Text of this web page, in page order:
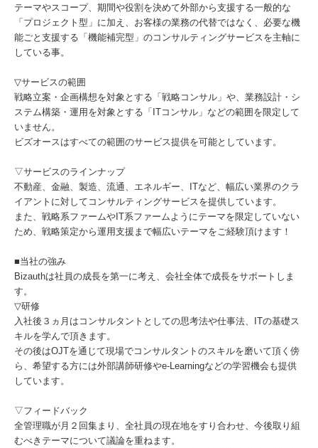
テーマやスコープ、期間や役割を決めて外部から支援する一般的な
「プロジェクト型」に加え、お客様の業務の代替ではなく、必要な機
能ごと支援する「機能補完型」のコンサルティングサービスを主軸に
している事。
▽サービスの範囲
戦略立案・企画構想を対象とする「戦略コンサル」や、業務設計・シ
ステム構築・運用を対象とする「ITコンサル」などの範囲を限定して
いません。
ビズオースはすべての範囲のサービス提供を可能としています。
▽サービスのラインナップ
不動産、金融、製造、流通、エネルギー、ITなど、幅広い業界のクラ
イアントに対してコンサルティングサービスを提供しています。
また、戦略系ファームやIT系ファームようにテーマを限定していない
ため、戦略策定から運用支援まで幅広いテーマをご経験頂けます！
■当社の強み
Bizauthは社員の成長を第一に考え、会社全体で成長をサポートしま
す。
▽研修
入社後３ヵ月はコンサルタントとしての思考法や仕事法、ITの基礎ス
キルを学んで頂きます。
その後はOJTを通じて現場でコンサルタントのスキルを磨いて頂く傍
ら、希望する方には外部講師研修やe-Learningなどの学習機会も提供
しています。
▽フィードバック
全管理職が月２回集まり、全社員の現在地をすり合わせ、今後取り組
むべきテーマについて議論を重ねます。